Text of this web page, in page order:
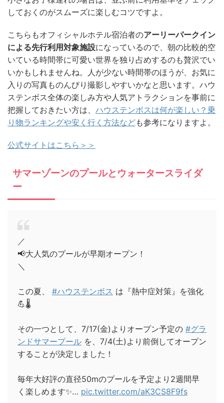
しておくのがスムーズに楽しむコツですよ。
こちらもオフィシャルホテル宿泊者のアーリーパークイン
による先行利用対象施設になっているので、朝の比較的空
いている時間帯に可愛い世界を独り占めするのも贅沢でい
いかもしれませんね。人が少ない時間帯のほうが、お気に
入りの写真ものんびり撮影しやすいかなと思います。ハウ
ステンボス全体の楽しみ方や人気アトラクションを事前に
把握しておきたい方は、 ハウステンボスは何が楽しい？乗
り物ランキングや安く行く方法なども参考になりますよ。
公式サイトはこちら＞＞
サマーゾーンのプールとウォータースライダ
ー
／
📢大人気のプールが早期オープン！
＼
この夏、 #ハウステンボス は『熱中症対策』を強化
💪🌡️
その一つとして、7/17(金)よりオープン予定の #グラ
ンドサマープール を、7/4(土)より前倒してオープン
することが決定しました！
毎年大好評の直径50mのプールを予定より2週間早
く楽しめます✨… pic.twitter.com/aK3CS8F9fs